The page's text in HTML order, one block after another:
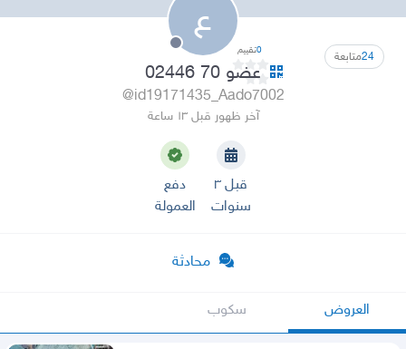
ع
24متابعة 0تقييم
عضو 70 02446
@id19171435_Aado7002
آخر ظهور قبل ١٣ ساعة
قبل ٣
سنوات
دفع
العمولة
محادثة
العروض سكوب